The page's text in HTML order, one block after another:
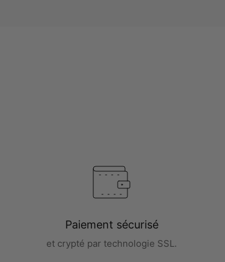
Paiement sécurisé
et crypté par technologie SSL.